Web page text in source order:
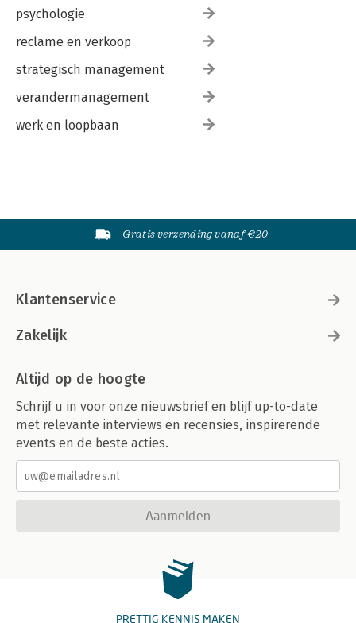
psychologie
reclame en verkoop
strategisch management
verandermanagement
werk en loopbaan
Gratis verzending vanaf €20
Klantenservice
Zakelijk
Altijd op de hoogte
Schrijf u in voor onze nieuwsbrief en blijf up-to-date
met relevante interviews en recensies, inspirerende
events en de beste acties.
Aanmelden
PRETTIG KENNIS MAKEN